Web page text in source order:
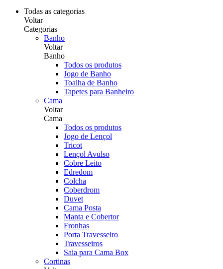
Todas as categorias
Voltar
Categorias
Banho
Voltar
Banho
Todos os produtos
Jogo de Banho
Toalha de Banho
Tapetes para Banheiro
Cama
Voltar
Cama
Todos os produtos
Jogo de Lençol
Tricot
Lençol Avulso
Cobre Leito
Edredom
Colcha
Coberdrom
Duvet
Cama Posta
Manta e Cobertor
Fronhas
Porta Travesseiro
Travesseiros
Saia para Cama Box
Cortinas